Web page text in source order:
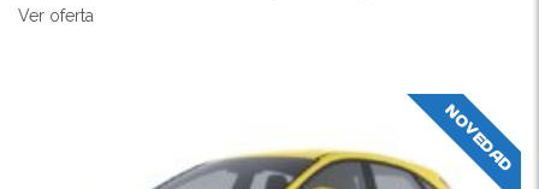
Ver oferta
NOVEDAD